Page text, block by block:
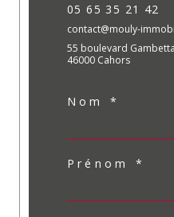
05 65 35 21 42
contact@mouly-
55 boulevard Gambetta
46000 Cahors
Nom *
Prénom *